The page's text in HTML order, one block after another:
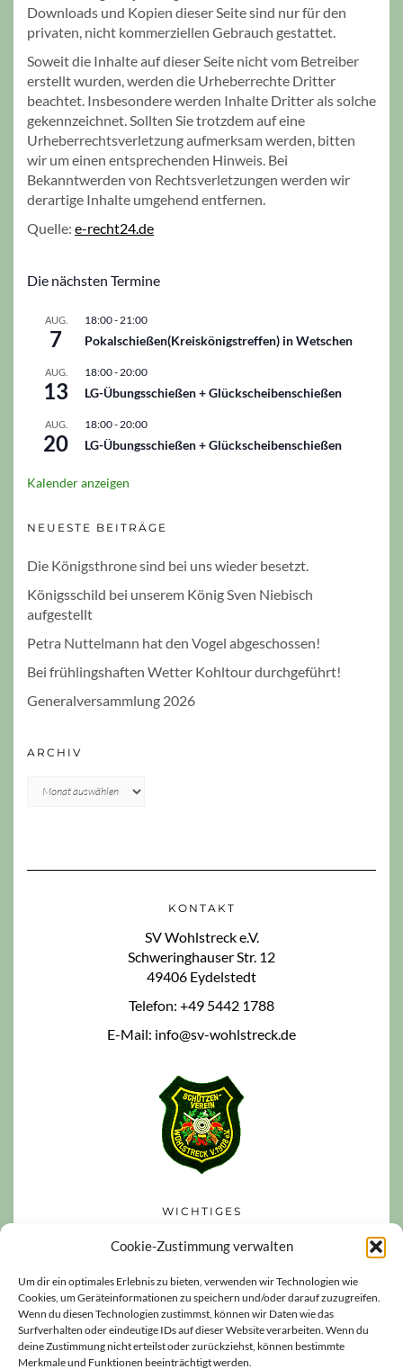
Cookie-Zustimmung verwalten
Um dir ein optimales Erlebnis zu bieten, verwenden wir Technologien wie
Cookies, um Geräteinformationen zu speichern und/oder darauf zuzugreifen.
Wenn du diesen Technologien zustimmst, können wir Daten wie das
Surfverhalten oder eindeutige IDs auf dieser Website verarbeiten. Wenn du
deine Zustimmung nicht erteilst oder zurückziehst, können bestimmte
Merkmale und Funktionen beeinträchtigt werden.
Downloads und Kopien dieser Seite sind nur für den
privaten, nicht kommerziellen Gebrauch gestattet.
Soweit die Inhalte auf dieser Seite nicht vom Betreiber
erstellt wurden, werden die Urheberrechte Dritter
beachtet. Insbesondere werden Inhalte Dritter als solche
gekennzeichnet. Sollten Sie trotzdem auf eine
Urheberrechtsverletzung aufmerksam werden, bitten
wir um einen entsprechenden Hinweis. Bei
Bekanntwerden von Rechtsverletzungen werden wir
derartige Inhalte umgehend entfernen.
Quelle: e-recht24.de
Die nächsten Termine
AUG.
7
18:00- 21:00
Pokalschießen(Kreiskönigstreffen) in Wetschen
AUG.
13
18:00- 20:00
LG-Übungsschießen + Glückscheibenschießen
AUG.
20
18:00- 20:00
LG-Übungsschießen + Glückscheibenschießen
Kalender anzeigen
NEUESTE BEITRÄGE
Die Königsthrone sind bei uns wieder besetzt.
Königsschild bei unserem König Sven Niebisch
aufgestellt
Petra Nuttelmann hat den Vogel abgeschossen!
Bei frühlingshaften Wetter Kohltour durchgeführt!
Generalversammlung 2026
ARCHIV
Archiv
KONTAKT
SV Wohlstreck e.V.
Schweringhauser Str. 12
49406 Eydelstedt
Telefon: +49 5442 1788
E-Mail: info@sv-wohlstreck.de
WICHTIGES
Datenschutzerklärung
Haftungsausschluss
Cookie-Richtlinie (EU)